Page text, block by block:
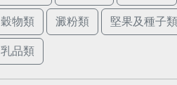
穀物類 澱粉類 堅果及種子類
乳品類